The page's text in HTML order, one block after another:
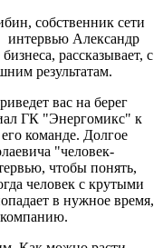
собственник сети
Александр
рассказывает, с
результатам.
вас на берег
ГК "Энергомикс" к
команде. Долгое
"человек-
чтобы понять,
человек с крутыми
в нужное время,